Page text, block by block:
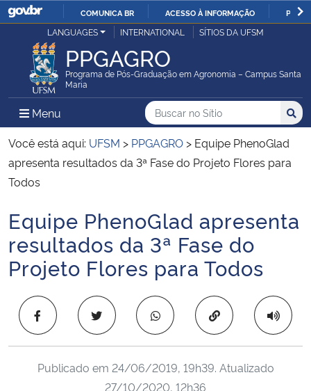
IR
PARA
O
COMUNICA BR ACESSO À INFORMAÇÃO
Ministério da Justiça e Segurança Pública
Ministério da Defesa
Ministério das Relações Exteriores
Ministério da Economia
Ministério da Infraestrutura
Ministério da Agricultura, Pecuária e Abastecimento
Ministério da Cidadania
LANGUAGES INTERNATIONAL SÍTIOS DA UFSM
PPGAGRO
Programa de Pós-Graduação em Agronomia – Campus Santa
Maria
Menu Menu Principal do Sítio
Busca
Buscar no no Sítio
Busca:
Você está aqui: UFSM > PPGAGRO > Equipe PhenoGlad
apresenta resultados da 3ª Fase do Projeto Flores para
Todos
Início do conteúdo
Equipe PhenoGlad apresenta
resultados da 3ª Fase do
Projeto Flores para Todos
Copiar para área
Publicado em 24/06/2019, 19h39. Atualizado
27/10/2020, 12h36